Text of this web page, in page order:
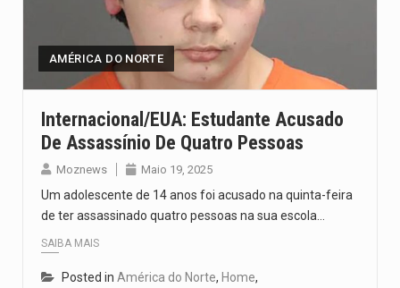
AMÉRICA DO NORTE
Internacional/EUA: Estudante Acusado
De Assassínio De Quatro Pessoas
Moznews Maio 19, 2025
Um adolescente de 14 anos foi acusado na quinta-feira
de ter assassinado quatro pessoas na sua escola…
SAIBA MAIS
Posted in América do Norte, Home,